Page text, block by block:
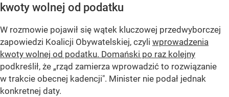
kwoty wolnej od podatku
W rozmowie pojawił się wątek kluczowej przedwyborczej
zapowiedzi Koalicji Obywatelskiej, czyli wprowadzenia
kwoty wolnej od podatku. Domański po raz kolejny
podkreślił, że „rząd zamierza wprowadzić to rozwiązanie
w trakcie obecnej kadencji". Minister nie podał jednak
konkretnej daty.